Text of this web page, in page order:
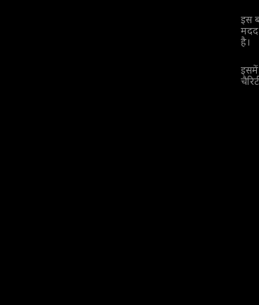
इस
है।